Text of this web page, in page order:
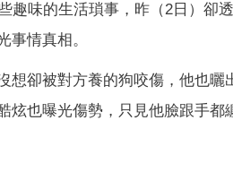
趣味的生活瑣事，昨（2日）卻
事情真相。
想卻被對方養的狗咬傷，他也曬
炫也曝光傷勢，只見他臉跟手都